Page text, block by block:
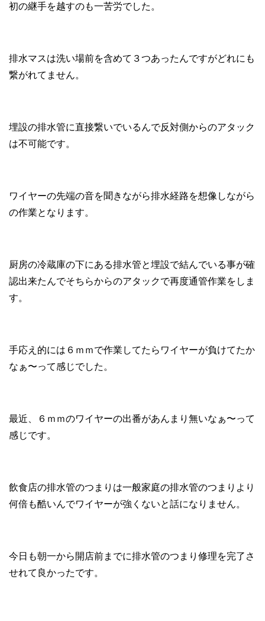
初の継手を越すのも一苦労でした。
排水マスは洗い場前を含めて３つあったんですがどれにも
繋がれてません。
埋設の排水管に直接繋いでいるんで反対側からのアタック
は不可能です。
ワイヤーの先端の音を聞きながら排水経路を想像しながら
の作業となります。
厨房の冷蔵庫の下にある排水管と埋設で結んでいる事が確
認出来たんでそちらからのアタックで再度通管作業をしま
す。
手応え的には６ｍｍで作業してたらワイヤーが負けてたか
なぁ〜って感じでした。
最近、６ｍｍのワイヤーの出番があんまり無いなぁ〜って
感じです。
飲食店の排水管のつまりは一般家庭の排水管のつまりより
何倍も酷いんでワイヤーが強くないと話になりません。
今日も朝一から開店前までに排水管のつまり修理を完了さ
せれて良かったです。